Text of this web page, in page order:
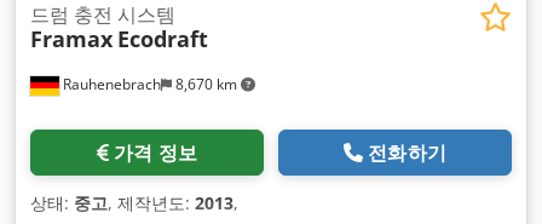
Rauhenebrach 8,670 km
드럼 충전 시스템
Framax Ecodraft
가격 정보 전화하기
상태: 중고, 제작년도: 2013,